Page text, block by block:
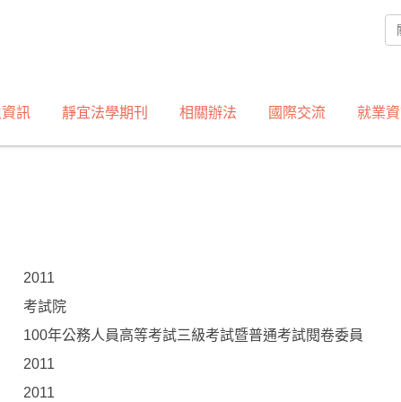
訊 靜宜法學期刊 相關辦法 國際交流 就業
2011
考試院
100年公務人員高等考試三級考試暨普通考試閱卷委員
2011
2011